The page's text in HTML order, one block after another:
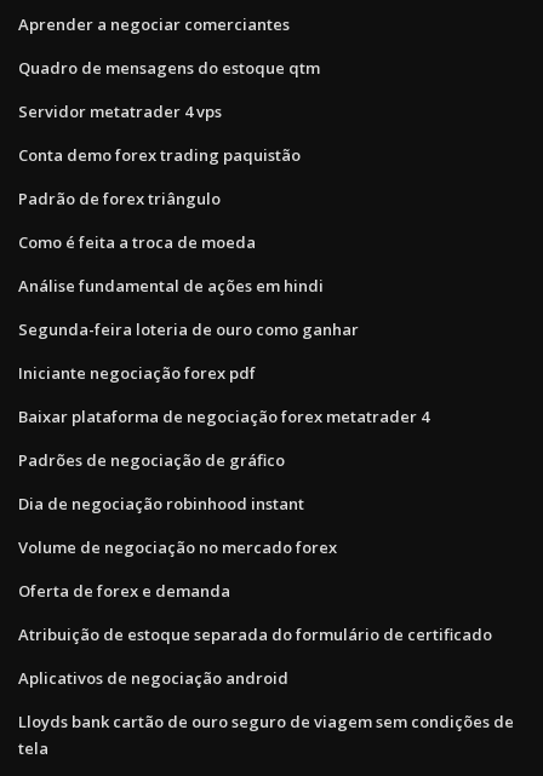
Aprender a negociar comerciantes
Quadro de mensagens do estoque qtm
Servidor metatrader 4 vps
Conta demo forex trading paquistão
Padrão de forex triângulo
Como é feita a troca de moeda
Análise fundamental de ações em hindi
Segunda-feira loteria de ouro como ganhar
Iniciante negociação forex pdf
Baixar plataforma de negociação forex metatrader 4
Padrões de negociação de gráfico
Dia de negociação robinhood instant
Volume de negociação no mercado forex
Oferta de forex e demanda
Atribuição de estoque separada do formulário de certificado
Aplicativos de negociação android
Lloyds bank cartão de ouro seguro de viagem sem condições de
tela